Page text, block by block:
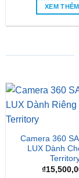
XEM THÊM
Camera 360
LUX Dành
₫